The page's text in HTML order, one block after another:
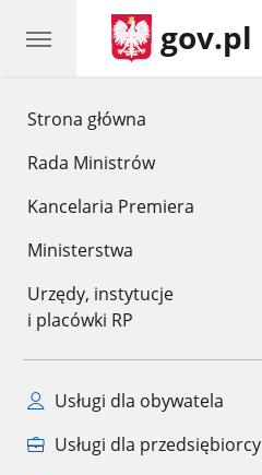
Strona główna
Rada Ministrów
Kancelaria Premiera
Ministerstwa
Urzędy, instytucje
i placówki RP
Usługi dla obywatela
Usługi dla przedsiębiorcy
gov.pl